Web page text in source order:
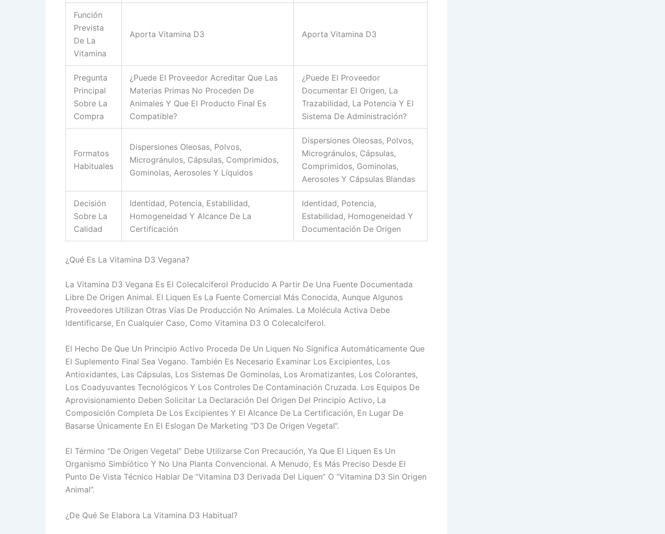
Función
Prevista
De La
Vitamina
Aporta Vitamina D3 Aporta Vitamina D3
Pregunta
Principal
Sobre La
Compra
¿Puede El Proveedor Acreditar Que Las
Materias Primas No Proceden De
Animales Y Que El Producto Final Es
Compatible?
¿Puede El Proveedor
Documentar El Origen, La
Trazabilidad, La Potencia Y El
Sistema De Administración?
Formatos
Habituales
Dispersiones Oleosas, Polvos,
Microgránulos, Cápsulas, Comprimidos,
Gominolas, Aerosoles Y Líquidos
Dispersiones Oleosas, Polvos,
Microgránulos, Cápsulas,
Comprimidos, Gominolas,
Aerosoles Y Cápsulas Blandas
Decisión
Sobre La
Calidad
Identidad, Potencia, Estabilidad,
Homogeneidad Y Alcance De La
Certificación
Identidad, Potencia,
Estabilidad, Homogeneidad Y
Documentación De Origen
¿Qué Es La Vitamina D3 Vegana?
La Vitamina D3 Vegana Es El Colecalciferol Producido A Partir De Una Fuente Documentada
Libre De Origen Animal. El Liquen Es La Fuente Comercial Más Conocida, Aunque Algunos
Proveedores Utilizan Otras Vías De Producción No Animales. La Molécula Activa Debe
Identificarse, En Cualquier Caso, Como Vitamina D3 O Colecalciferol.
El Hecho De Que Un Principio Activo Proceda De Un Liquen No Significa Automáticamente Que
El Suplemento Final Sea Vegano. También Es Necesario Examinar Los Excipientes, Los
Antioxidantes, Las Cápsulas, Los Sistemas De Gominolas, Los Aromatizantes, Los Colorantes,
Los Coadyuvantes Tecnológicos Y Los Controles De Contaminación Cruzada. Los Equipos De
Aprovisionamiento Deben Solicitar La Declaración Del Origen Del Principio Activo, La
Composición Completa De Los Excipientes Y El Alcance De La Certificación, En Lugar De
Basarse Únicamente En El Eslogan De Marketing “D3 De Origen Vegetal”.
El Término “de Origen Vegetal” Debe Utilizarse Con Precaución, Ya Que El Liquen Es Un
Organismo Simbiótico Y No Una Planta Convencional. A Menudo, Es Más Preciso Desde El
Punto De Vista Técnico Hablar De “vitamina D3 Derivada Del Liquen” O “vitamina D3 Sin Origen
Animal”.
¿De Qué Se Elabora La Vitamina D3 Habitual?